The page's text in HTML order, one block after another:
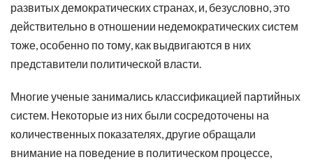
развитых демократических странах, и, безусловно, это
действительно в отношении недемократических систем
тоже, особенно по тому, как выдвигаются в них
представители политической власти.
Многие ученые занимались классификацией партийных
систем. Некоторые из них были сосредоточены на
количественных показателях, другие обращали
внимание на поведение в политическом процессе,